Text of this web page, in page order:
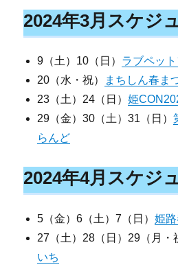
2024年3月スケジ
9（土）10（日） ラブペッ
20（水・祝）
まちしん春ま
23（土）24（日）姫
29（金）30（土）31（日）
らんど
2024年4月スケジ
5（金）6（土）7（日）姫路
27（土）28（日）29（月・
いち